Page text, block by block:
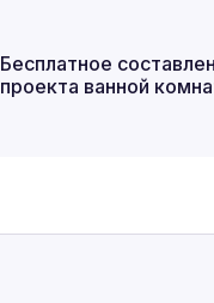
Бесплатное
проекта ванной